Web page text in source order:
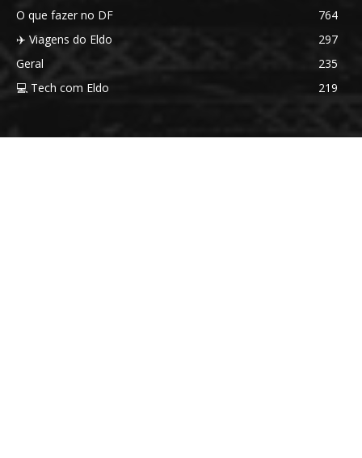
O que fazer no DF
764
✈️ Viagens do Eldo
297
Geral
235
💻 Tech com Eldo
219